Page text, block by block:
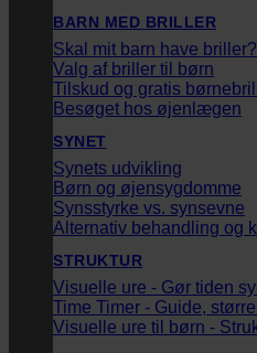
BARN MED BRILLER
Skal mit barn have briller?
Valg af briller til børn
Tilskud og gratis
Besøget hos øjenlægen
SYNET
Synets udvikling
Børn og øjensygdomme
Synsstyrke vs. synsevne
Alternativ behandling og
STRUKTUR
Visuelle ure - Gør tiden
Time Timer - Guide,
Visuelle ure til børn -